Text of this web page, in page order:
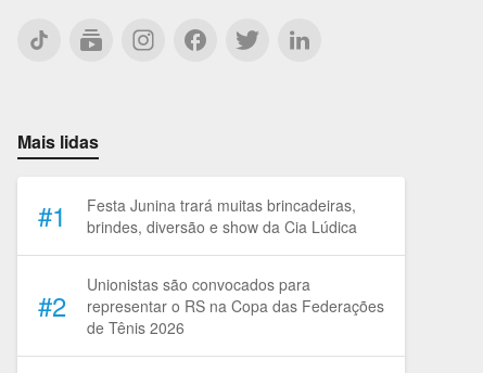
tiktok subscriptions facebook
Mais lidas
#1
Festa Junina trará muitas brincadeiras,
brindes, diversão e show da Cia Lúdica
#2
Unionistas são convocados para
representar o RS na Copa das Federações
de Tênis 2026